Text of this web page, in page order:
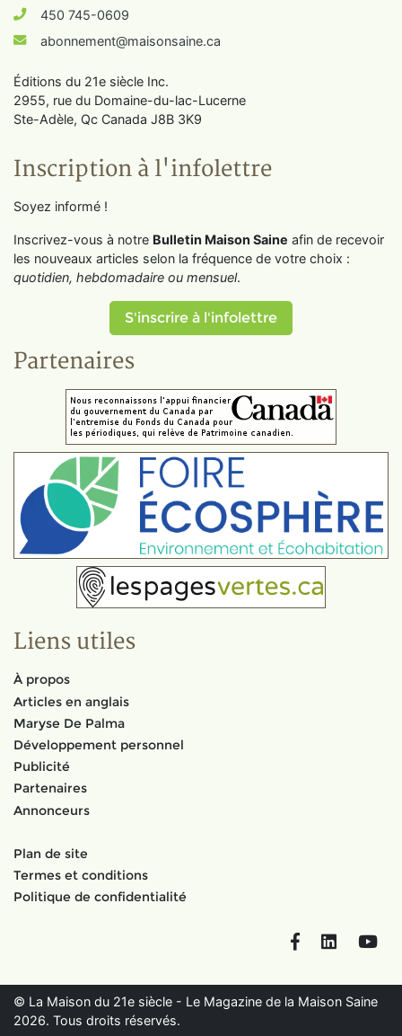
450 745-0609
abonnement@maisonsaine.ca
Éditions du 21e siècle Inc.
2955, rue du Domaine-du-lac-Lucerne
Ste-Adèle, Qc Canada J8B 3K9
Inscription à l'infolettre
Soyez informé !
Inscrivez-vous à notre Bulletin Maison Saine afin de recevoir
les nouveaux articles selon la fréquence de votre choix :
quotidien, hebdomadaire ou mensuel.
S'inscrire à l'infolettre
Partenaires
Liens utiles
À propos
Articles en anglais
Maryse De Palma
Développement personnel
Publicité
Partenaires
Annonceurs
Plan de site
Termes et conditions
Politique de confidentialité
FacebookLinkedIn
© La Maison du 21e siècle - Le Magazine de la Maison Saine
2026. Tous droits réservés.